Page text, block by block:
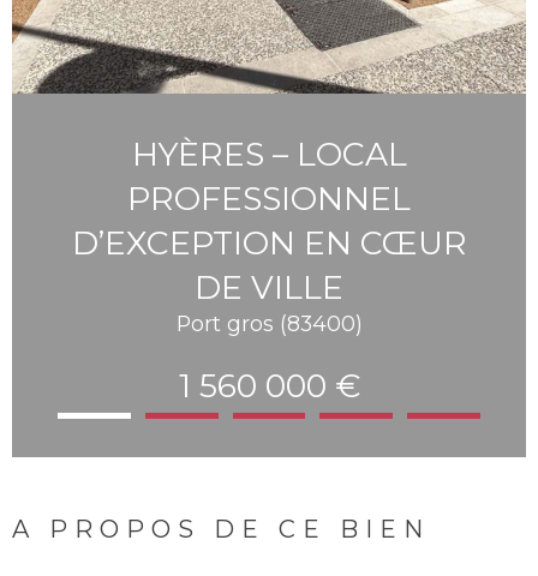
HYÈRES – LOCAL
PROFESSIONNEL
D’EXCEPTION EN CŒUR
DE VILLE
Port gros (83400)
1 560 000 €
A PROPOS DE CE BIEN